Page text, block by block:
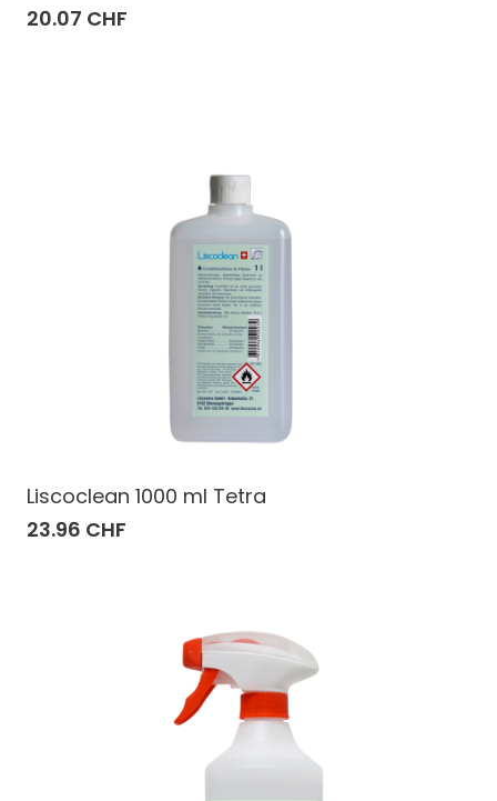
20.07 CHF
Liscoclean 1000 ml Tetra
23.96 CHF